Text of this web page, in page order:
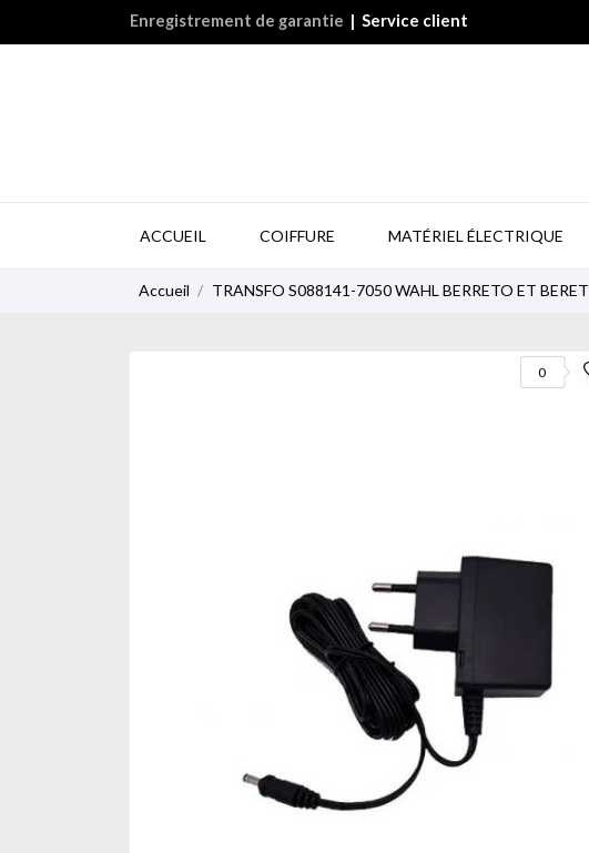
Enregistrement de garantie | Service client
ACCUEIL COIFFURE MATÉRIEL ÉLECTRIQUE
Accueil TRANSFO S088141-7050 WAHL BERRETO ET BERET
0